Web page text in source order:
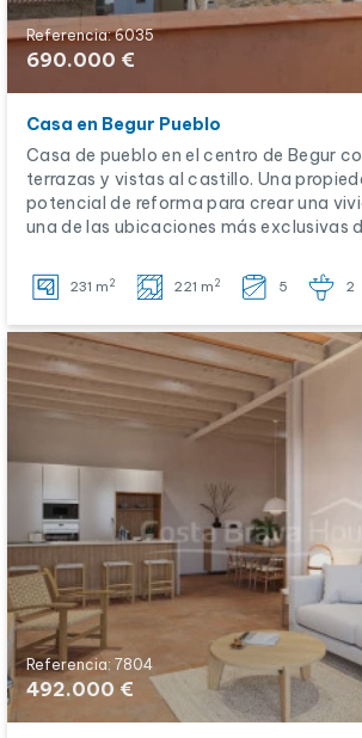
Referencia: 6035
690.000 €
Casa en Begur Pueblo
Casa de pueblo en el centro de Begur
terrazas y vistas al castillo. Una
potencial de reforma para crear una
una de las ubicaciones más exclusivas
231 m 2 221 m 2 5 2
Referencia: 7804
492.000 €